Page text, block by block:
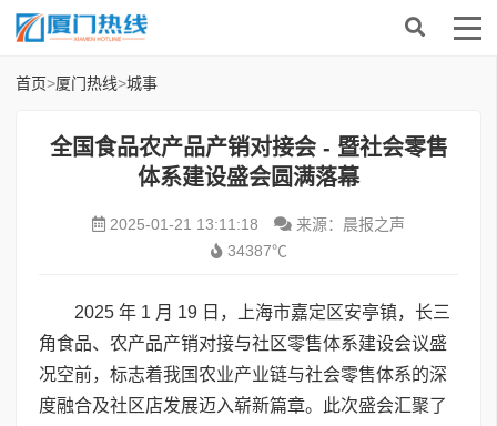
首页>厦门热线>城事
全国食品农产品产销对接会 - 暨社会零售
体系建设盛会圆满落幕
2025-01-21 13:11:18
来源：晨报之声
34387℃
2025 年 1 月 19 日，上海市嘉定区安亭镇，长三
角食品、农产品产销对接与社区零售体系建设会议盛
况空前，标志着我国农业产业链与社会零售体系的深
度融合及社区店发展迈入崭新篇章。此次盛会汇聚了